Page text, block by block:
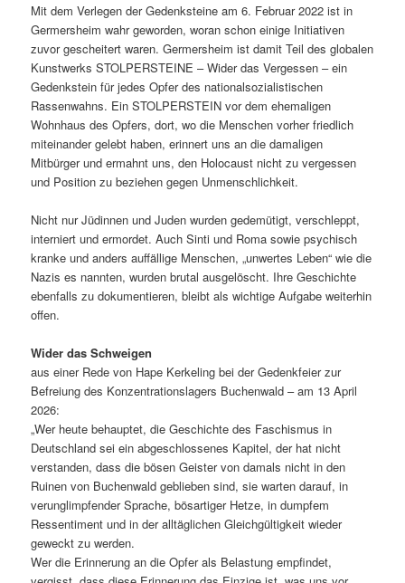
Mit dem Verlegen der Gedenksteine am 6. Februar 2022 ist in
Germersheim wahr geworden, woran schon einige Initiativen
zuvor gescheitert waren. Germersheim ist damit Teil des globalen
Kunstwerks STOLPERSTEINE – Wider das Vergessen – ein
Gedenkstein für jedes Opfer des nationalsozialistischen
Rassenwahns. Ein STOLPERSTEIN vor dem ehemaligen
Wohnhaus des Opfers, dort, wo die Menschen vorher friedlich
miteinander gelebt haben, erinnert uns an die damaligen
Mitbürger und ermahnt uns, den Holocaust nicht zu vergessen
und Position zu beziehen gegen Unmenschlichkeit.
Nicht nur Jüdinnen und Juden wurden gedemütigt, verschleppt,
interniert und ermordet. Auch Sinti und Roma sowie psychisch
kranke und anders auffällige Menschen, „unwertes Leben“ wie die
Nazis es nannten, wurden brutal ausgelöscht. Ihre Geschichte
ebenfalls zu dokumentieren, bleibt als wichtige Aufgabe weiterhin
offen.
Wider das Schweigen
aus einer Rede von Hape Kerkeling bei der Gedenkfeier zur
Befreiung des Konzentrationslagers Buchenwald – am 13 April
2026:
„Wer heute behauptet, die Geschichte des Faschismus in
Deutschland sei ein abgeschlossenes Kapitel, der hat nicht
verstanden, dass die bösen Geister von damals nicht in den
Ruinen von Buchenwald geblieben sind, sie warten darauf, in
verunglimpfender Sprache, bösartiger Hetze, in dumpfem
Ressentiment und in der alltäglichen Gleichgültigkeit wieder
geweckt zu werden.
Wer die Erinnerung an die Opfer als Belastung empfindet,